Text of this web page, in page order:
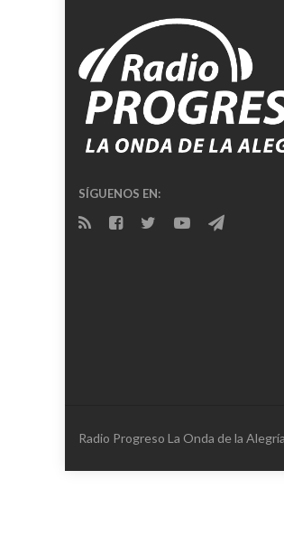
SÍGUENOS EN:
Radio Progreso La Onda de la Alegría